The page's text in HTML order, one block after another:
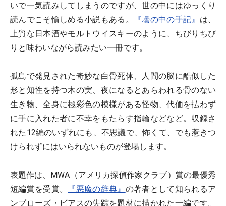
いで一気読みしてしまうのですが、世の中にはゆっくり
読んでこそ愉しめる小説もある。
『壜の中の手記』 は、
上質な日本酒やモルトウイスキーのように、ちびりちび
りと味わいながら読みたい一冊です。
孤島で発見された奇妙な白骨死体、人間の脳に酷似した
形と知性を持つ木の実、夜になるとあらわれる骨のない
生き物、全身に極彩色の模様がある怪物、代価を払わず
に手に入れた者に不幸をもたらす指輪などなど。収録さ
れた12編のいずれにも、不思議で、怖くて、でも惹きつ
けられずにはいられないものが登場します。
表題作は、MWA（アメリカ探偵作家クラブ）賞の最優秀
短編賞を受賞。
『悪魔の辞典』 の著者として知られるア
ンブローズ・ビアスの失踪を題材に描かれた一編です。